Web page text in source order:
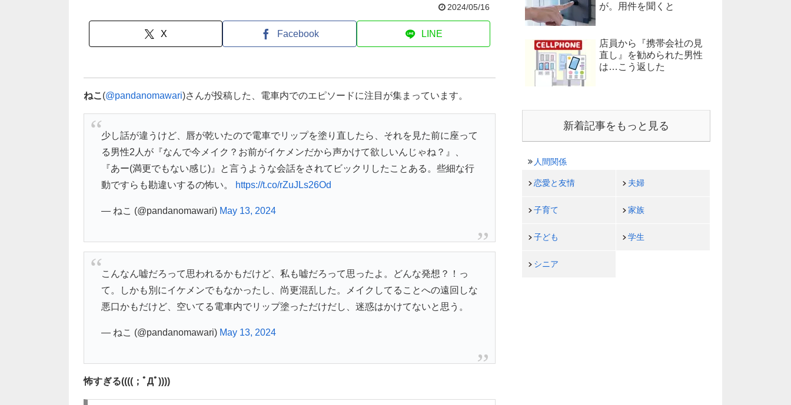
2024/05/16
X Facebook LINE
ねこ (@pandanomawari)さんが投稿した、電車内でのエピソードに注目が集まっています。
少し話が違うけど、唇が乾いたので電車でリップを塗り直したら、それを見た前に座って
る男性2人が『なんで今メイク？お前がイケメンだから声かけて欲しいんじゃね？』、
『あー(満更でもない感じ)』と言うような会話をされてビックリしたことある。些細な行
動ですらも勘違いするの怖い。
https://t.co/rZuJLs26Od
— ねこ (@pandanomawari) May 13, 2024
こんなん嘘だろって思われるかもだけど、私も嘘だろって思ったよ。どんな発想？！っ
て。しかも別にイケメンでもなかったし、尚更混乱した。メイクしてることへの遠回しな
悪口かもだけど、空いてる電車内でリップ塗っただけだし、迷惑はかけてないと思う。
— ねこ (@pandanomawari) May 13, 2024
怖すぎる((((；ﾟДﾟ))))
が。用件を聞くと
店員から『携帯会社の見
直し』を勧められた男性
は…こう返した
新着記事をもっと見る
人間関係
恋愛と友情 夫婦
子育て 家族
子ども 学生
シニア